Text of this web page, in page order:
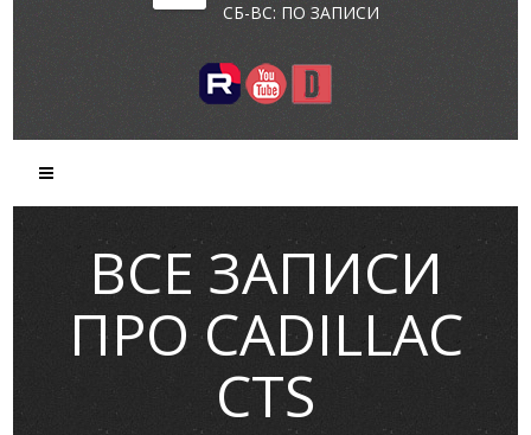
СБ-ВС: ПО ЗАПИСИ
ВСЕ ЗАПИСИ
ПРО CADILLAC
CTS